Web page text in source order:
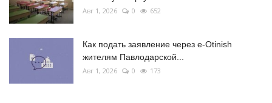
Авг 1, 2026 0 652
Как подать заявление через e-Otinish
жителям Павлодарской...
Авг 1, 2026 0 173